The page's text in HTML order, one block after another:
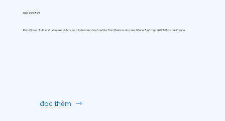
0:00 22/7/26
DirectCloud (Tokyo) sẽ ra mắt gói dịch vụ lưu trữ đám mây doanh nghiệp Team Business vào ngày 1 tháng 9, với mức giá tính theo người dùng.
đọc thêm